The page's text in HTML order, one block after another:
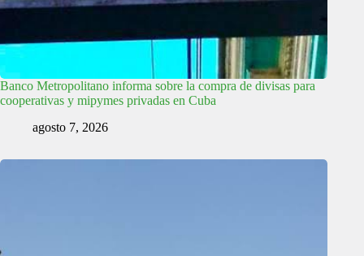
Banco Metropolitano informa sobre la compra de divisas para
cooperativas y mipymes privadas en Cuba
agosto 7, 2026